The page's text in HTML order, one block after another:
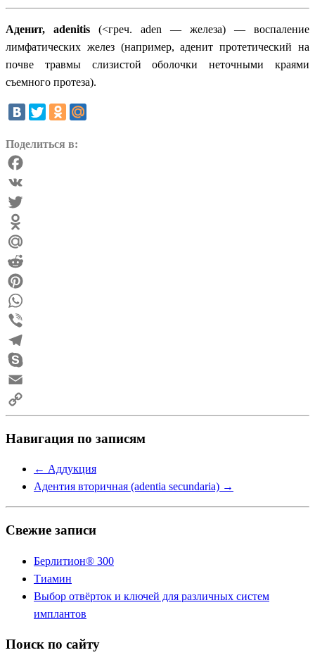
Аденит, adenitis (<греч. aden — железа) — воспаление
лимфатических желез (например, аденит протетический на
почве травмы слизистой оболочки неточными краями
съемного протеза).
Поделиться в:
Facebook
VK
Twitter
Odnoklassniki
Mail.Ru
Reddit
Pinterest
WhatsApp
Viber
Telegram
Skype
Email
Copy
Link
Навигация по записям
← Аддукция
Адентия вторичная (adentia secundaria) →
Свежие записи
Берлитион® 300
Тиамин
Выбор отвёрток и ключей для различных систем
имплантов
Поиск по сайту